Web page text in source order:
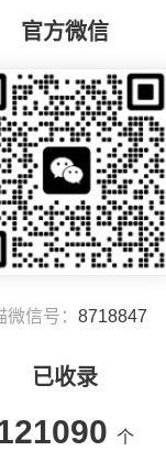
官方微信
微信号： 8718847
已收录
个